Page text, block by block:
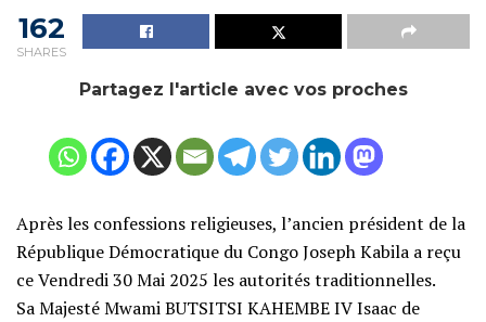
162
SHARES
Partagez l'article avec vos proches
Après les confessions religieuses, l’ancien président de la
République Démocratique du Congo Joseph Kabila a reçu
ce Vendredi 30 Mai 2025 les autorités traditionnelles.
‎Sa Majesté Mwami BUTSITSI KAHEMBE IV Isaac de